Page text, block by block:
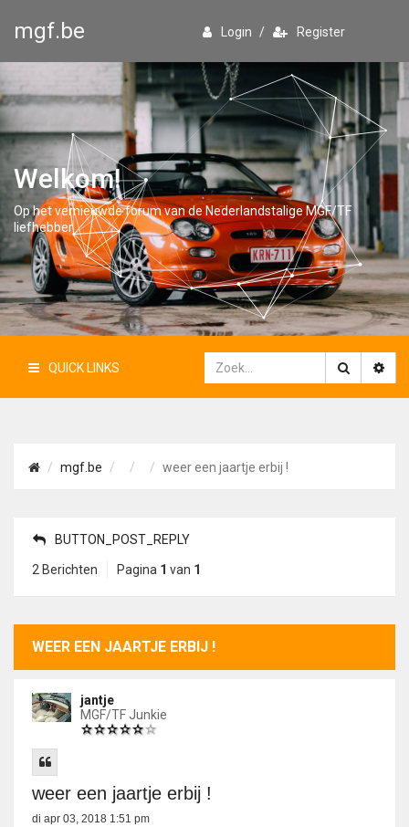
mgf.be Login / Register
Welkom!
Op het vernieuwde forum van de Nederlandstalige MGF/TF
liefhebber
QUICK LINKS
mgf.be weer een jaartje erbij !
BUTTON_POST_REPLY
2 Berichten Pagina 1 van 1
WEER EEN JAARTJE ERBIJ !
jantje
MGF/TF Junkie
weer een jaartje erbij !
di apr 03, 2018 1:51 pm